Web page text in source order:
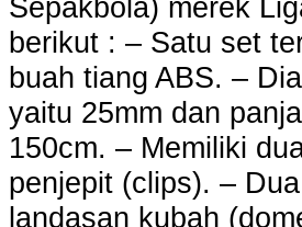
Sepakbola) merek
berikut : – Satu set
buah tiang ABS. –
yaitu 25mm dan
150cm. – Memiliki
penjepit (clips). –
landasan kubah